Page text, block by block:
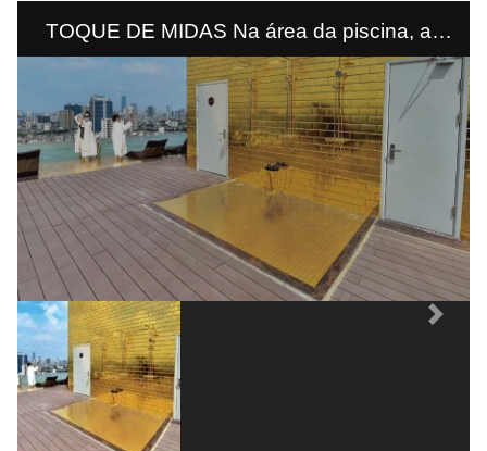
TOQUE DE MIDAS Na área da piscina, as
paredes são cobertas de ouro 24 quilates. O
metal também está nos banheiros, forrando
pias, banheiras e vasos sanitários.
Previous Next